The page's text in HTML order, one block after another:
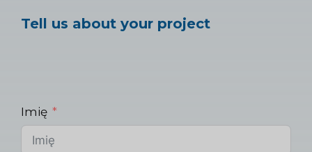
Tell us about your project
Imię